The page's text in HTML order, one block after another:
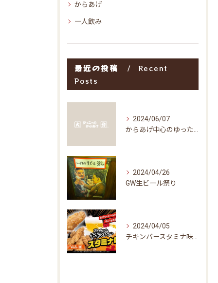
からあげ
一人飲み
最近の投稿
Recent
Posts
2024/06/07
からあげ中心のゆったり空間
2024/04/26
GW生ビール祭り
2024/04/05
チキンバースタミナ味販売開始予定